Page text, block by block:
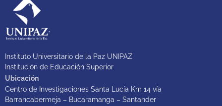
Instituto Universitario de la Paz UNIPAZ
Institución de Educación Superior
Ubicación
Centro de Investigaciones Santa Lucía Km 14 vía
Barrancabermeja – Bucaramanga – Santander